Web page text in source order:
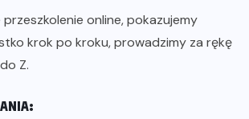
przeszkolenie online, pokazujemy
krok po kroku, prowadzimy za rękę
Z.